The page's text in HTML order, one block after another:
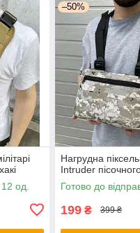
од.
–50%
Нагрудна
Intruder
Готово до
199 ₴ 399 ₴